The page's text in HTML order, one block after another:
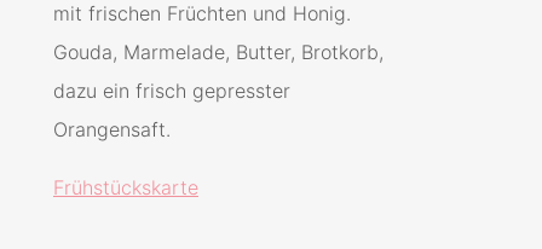
mit frischen Früchten und Honig.
Gouda, Marmelade, Butter, Brotkorb,
dazu ein frisch gepresster
Orangensaft.
Frühstückskarte